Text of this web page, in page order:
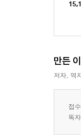
만든
저자, 역
접
독